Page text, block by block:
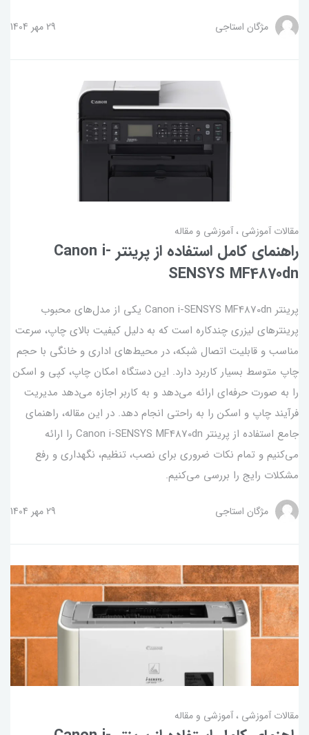
مژگان استاجی 29 مهر 1404
مقالات آموزشی آموزشی و مقاله
راهنمای کامل استفاده از پرینتر Canon i-
SENSYS MF4870dn
پرینتر Canon i-SENSYS MF4870dn یکی از مدل‌های محبوب
پرینترهای لیزری چندکاره است که به دلیل کیفیت بالای چاپ، سرعت
مناسب و قابلیت اتصال شبکه، در محیط‌های اداری و خانگی با حجم
چاپ متوسط بسیار کاربرد دارد. این دستگاه امکان چاپ، کپی و اسکن
را به صورت حرفه‌ای ارائه می‌دهد و به کاربر اجازه می‌دهد مدیریت
فرآیند چاپ و اسکن را به راحتی انجام دهد. در این مقاله، راهنمای
جامع استفاده از پرینتر Canon i-SENSYS MF4870dn را ارائه
می‌کنیم و تمام نکات ضروری برای نصب، تنظیم، نگهداری و رفع
مشکلات رایج را بررسی می‌کنیم.
مژگان استاجی 29 مهر 1404
مقالات آموزشی آموزشی و مقاله